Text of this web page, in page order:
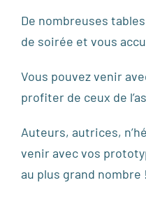
De nombreuses
de soirée et vous
Vous pouvez venir
profiter de ceux de
Auteurs, autrices,
venir avec vos
au plus grand nombre !